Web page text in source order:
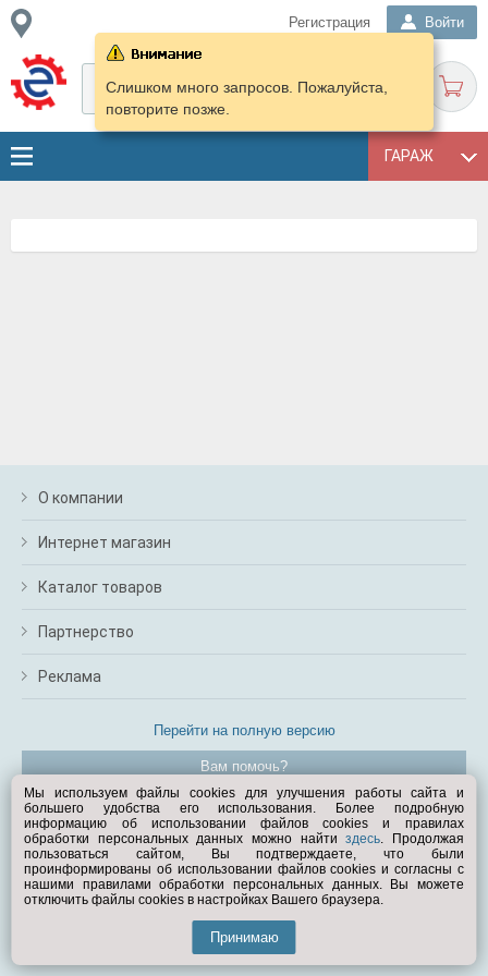
Регистрация Войти
ГАРАЖ
Слишком много запросов. Пожалуйста,
повторите позже.
О компании
Интернет магазин
Каталог товаров
Партнерство
Реклама
Перейти на полную версию
Вам помочь?
© Exist.ru 1998—2026
Мы используем файлы cookies для улучшения работы сайта и
большего удобства его использования. Более подробную
информацию об использовании файлов cookies и правилах
обработки персональных данных можно найтиздесь. Продолжая
пользоваться сайтом, Вы подтверждаете, что были
проинформированы об использовании файлов cookies и согласны с
нашими правилами обработки персональных данных. Вы можете
отключить файлы cookies в настройках Вашего браузера.
Принимаю